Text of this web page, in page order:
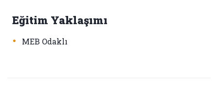
Eğitim Yaklaşımı
• MEB Odaklı